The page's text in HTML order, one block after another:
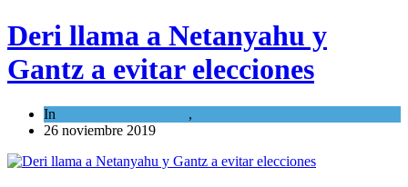
Deri llama a Netanyahu y
Gantz a evitar elecciones
In ,
26 noviembre 2019